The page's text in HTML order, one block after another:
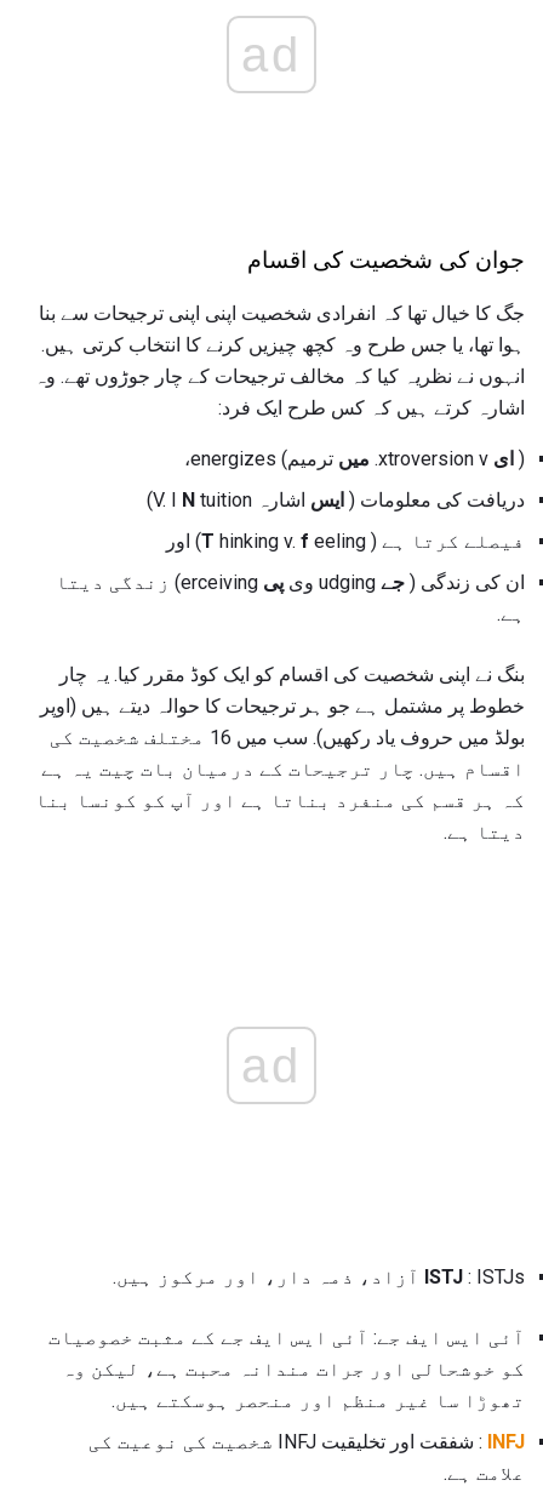
ad
جوان کی شخصیت کی اقسام
جگ کا خیال تھا کہ انفرادی شخصیت اپنی اپنی ترجیحات سے بنا
ہوا تھا، یا جس طرح وہ کچھ چیزیں کرنے کا انتخاب کرتی ہیں.
انہوں نے نظریہ کیا کہ مخالف ترجیحات کے چار جوڑوں تھے. وہ
اشارہ کرتے ہیں کہ کس طرح ایک فرد:
( ای میں ترمیم) energizes،
دریافت کی معلومات ( ایس اشارہ V. I N tuition)
فیصلے کرتا ہے (
T hinking v. f eeling) اور
ان کی زندگی ( جے پی
erceiving) زندگی دیتا
ہے.
بنگ نے اپنی شخصیت کی اقسام کو ایک کوڈ مقرر کیا. یہ چار
خطوط پر مشتمل ہے جو ہر ترجیحات کا حوالہ دیتے ہیں (اوپر
بولڈ میں حروف یاد رکھیں). سب میں 16 مختلف شخصیت کی
اقسام ہیں. چار ترجیحات کے درمیان بات چیت یہ ہے
کہ ہر قسم کی منفرد بناتا ہے اور آپ کو کونسا بنا
دیتا ہے.
ad
ISTJ : ISTJs آزاد، ذمہ دار، اور مرکوز ہیں.
آئی ایس ایف جے: آئی ایس ایف جے کے مثبت خصوصیات
کو خوشحالی اور جرات مندانہ محبت ہے، لیکن وہ
تھوڑا سا غیر منظم اور منحصر ہوسکتے ہیں.
INFJ
: شفقت اور تخلیقیت INFJ شخصیت کی نوعیت کی
علامت ہے.